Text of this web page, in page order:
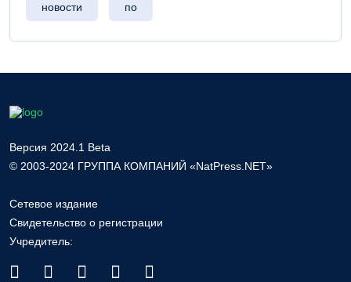
новости по
Версия 2024.1 Beta
© 2003-2024 ГРУППА КОМПАНИЙ «NatPress.NET»
Сетевое издание
Свидетельство о регистрации
Учредитель: